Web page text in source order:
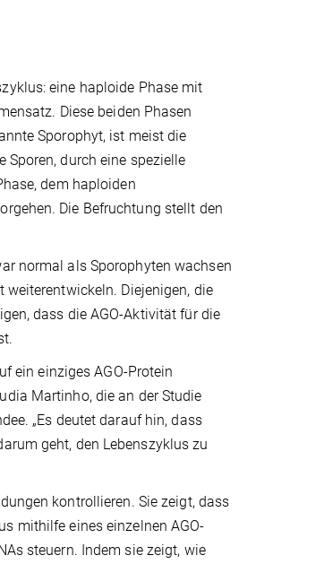
eine haploide Phase mit
Diese beiden Phasen
Sporophyt, ist meist die
Sporen, durch eine spezielle
dem haploiden
Die Befruchtung stellt den
normal als Sporophyten wachsen
Diejenigen, die
dass die AGO-Aktivität für die
ein einziges AGO-Protein
Martinho, die an der Studie
„Es deutet darauf hin, dass
geht, den Lebenszyklus zu
kontrollieren. Sie zeigt, dass
mithilfe eines einzelnen AGO-
steuern. Indem sie zeigt, wie